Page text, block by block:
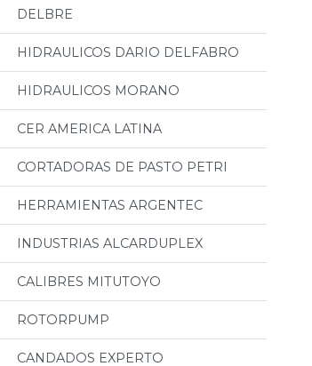
DELBRE
HIDRAULICOS DARIO DELFABRO
HIDRAULICOS MORANO
CER AMERICA LATINA
CORTADORAS DE PASTO PETRI
HERRAMIENTAS ARGENTEC
INDUSTRIAS ALCARDUPLEX
CALIBRES MITUTOYO
ROTORPUMP
CANDADOS EXPERTO